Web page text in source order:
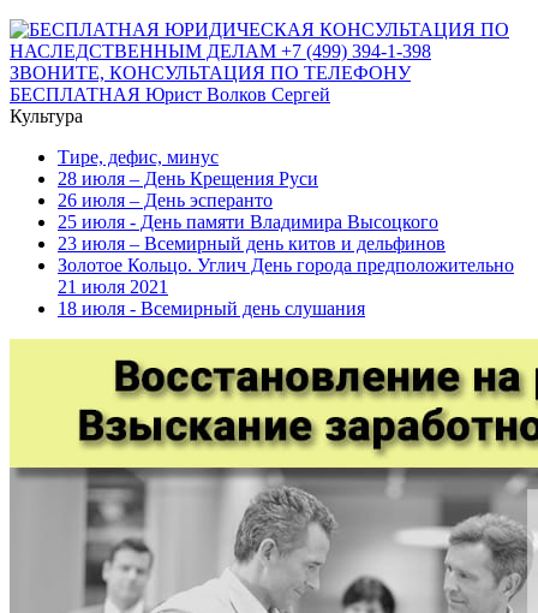
Культура
Тире, дефис, минус
28 июля – День Крещения Руси
26 июля – День эсперанто
25 июля - День памяти Владимира Высоцкого
23 июля – Всемирный день китов и дельфинов
Золотое Кольцо. Углич День города предположительно
21 июля 2021
18 июля - Всемирный день слушания